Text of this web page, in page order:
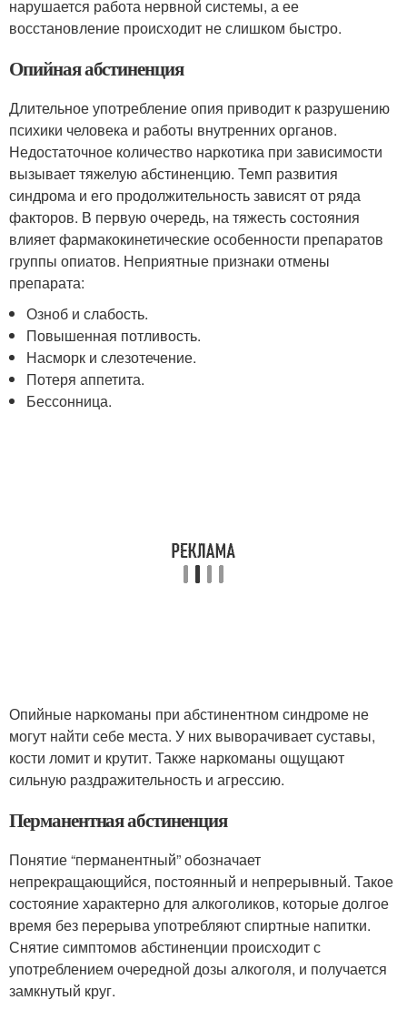
нарушается работа нервной системы, а ее
восстановление происходит не слишком быстро.
Опийная абстиненция
Длительное употребление опия приводит к разрушению
психики человека и работы внутренних органов.
Недостаточное количество наркотика при зависимости
вызывает тяжелую абстиненцию. Темп развития
синдрома и его продолжительность зависят от ряда
факторов. В первую очередь, на тяжесть состояния
влияет фармакокинетические особенности препаратов
группы опиатов. Неприятные признаки отмены
препарата:
Озноб и слабость.
Повышенная потливость.
Насморк и слезотечение.
Потеря аппетита.
Бессонница.
Опийные наркоманы при абстинентном синдроме не
могут найти себе места. У них выворачивает суставы,
кости ломит и крутит. Также наркоманы ощущают
сильную раздражительность и агрессию.
Перманентная абстиненция
Понятие “перманентный” обозначает
непрекращающийся, постоянный и непрерывный. Такое
состояние характерно для алкоголиков, которые долгое
время без перерыва употребляют спиртные напитки.
Снятие симптомов абстиненции происходит с
употреблением очередной дозы алкоголя, и получается
замкнутый круг.